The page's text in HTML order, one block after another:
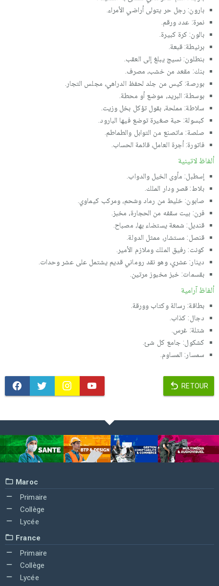
بارون: رجل حر يتولى أراضي الأمراء.
نمرة: عدد ورقم.
بالون: كرة كبيرة.
برنيطة: قبعة.
بنطلون: نسيج يبلغ إلى العقب.
بنك: مقعد من خشب، مصرف.
بورصة: كيس من جلد لحفظ الدراهي، مجلس التجار.
بوسطة: البريد، موضع أو محطة.
سلاطة: مملحة، بقول تؤكل بخل وزيت.
كبسولة: حبة صغيرة توضع فيها البارود.
صلصة: ماتصنع من التوابل والطماطم.
فاتورة: أجرة العامل، قائمة الحساب.
ألفاظ لاتينية
إسطبل: مأوى الخيل والدواب.
بلاط: قصر ودار الملك.
صابون: خليط من رماد وشحم، ومركب كيماوي.
فرن: بيت سقفه من الحجارة، مخبز.
قنديل: شمعة يستضاء بها، مصباح.
قنصل: مستشار، ممثل الدولة.
كونت: رفيق الملك وملازم الأمير.
دينار: عشري، وهو نقد روماني قديم يشتمل على عشر وحدات.
بقسمات: خبز مخبوز مرتين.
ألفاظ آرامية
بطاقة: رسالة وكتاب وورقة.
دجال: كذاب.
شتلة: غرس.
كشكول: جامع كل شئ.
سمسار: المساوم.
RETOUR
Maroc
Primaire
Collège
Lycée
France
Primaire
Collège
Lycée